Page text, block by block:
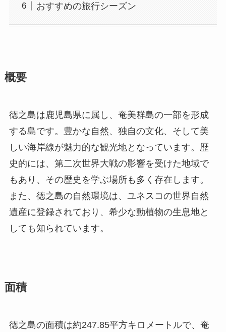
おすすめの旅行シーズン
概要
徳之島は鹿児島県に属し、奄美群島の一部を形成
する島です。豊かな自然、独自の文化、そして美
しい海岸線が魅力的な観光地となっています。歴
史的には、第二次世界大戦の影響を受けた地域で
もあり、その歴史を学ぶ場所も多く存在します。
また、徳之島の自然環境は、ユネスコの世界自然
遺産に登録されており、希少な動植物の生息地と
しても知られています。
面積
徳之島の面積は約247.85平方キロメートルで、奄